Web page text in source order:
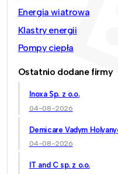
Energia wiatrowa
Klastry energii
Pompy ciepła
Ostatnio dodane firmy
Inoxa Sp. z o.o.
04-08-2026
Demicare Vadym
04-08-2026
IT and C sp. z o.o.